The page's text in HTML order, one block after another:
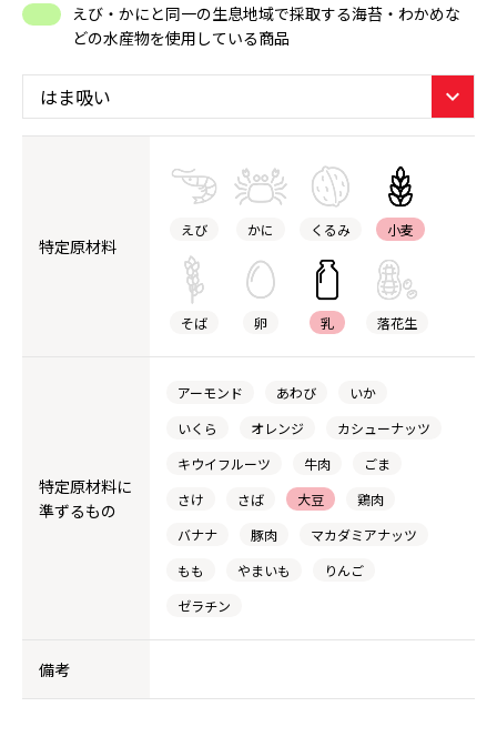
えび・かにと同一の生息地域で採取する海苔・わかめな
どの水産物を使用している商品
特定原材料
えび かに くるみ 小麦
そば 卵 乳 落花生
特定原材料に
準ずるもの
アーモンド あわび
いか
いくら
オレンジ
カシューナッツ
キウイフルーツ
牛肉
ごま
さけ
さば 大豆
鶏肉
バナナ
豚肉
マカダミアナッツ
もも
やまいも
りんご
ゼラチン
備考